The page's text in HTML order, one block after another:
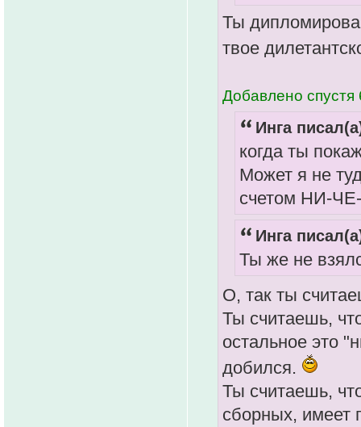
Ты
твое
Добавлено спустя
Инга
когда ты
Может я не
счетом НИ-
Инга
Ты же не
О, так ты
Ты считаешь,
остальное это
добился.
Ты считаешь,
сборных, имеет